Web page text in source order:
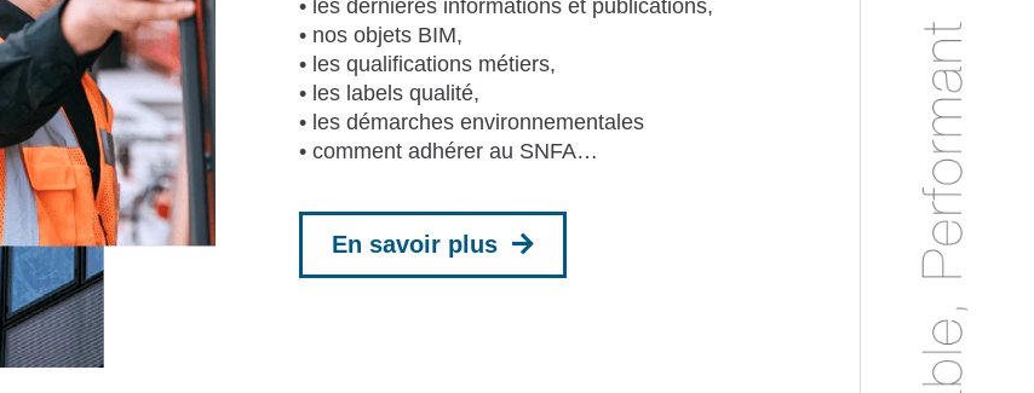
• les dernières informations et publications,
• nos objets BIM,
• les qualifications métiers,
• les labels qualité,
• les démarches environnementales
• comment adhérer au SNFA…
En savoir plus